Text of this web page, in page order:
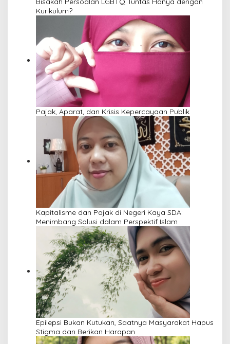
Kurikulum?
Pajak, Aparat, dan Krisis Kepercayaan Publik
Kapitalisme dan Pajak di Negeri Kaya SDA:
Menimbang Solusi dalam Perspektif Islam
Epilepsi Bukan Kutukan, Saatnya Masyarakat Hapus
Stigma dan Berikan Harapan